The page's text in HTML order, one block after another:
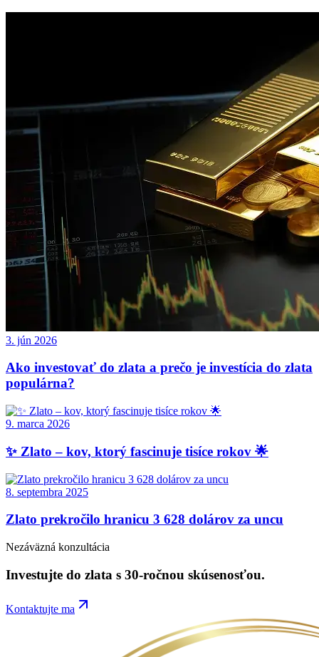
3. jún 2026
Ako investovať do zlata a prečo je investícia do zlata
populárna?
9. marca 2026
✨ Zlato – kov, ktorý fascinuje tisíce rokov 🌟
8. septembra 2025
Zlato prekročilo hranicu 3 628 dolárov za uncu
Nezáväzná konzultácia
Investujte do zlata s 30-ročnou skúsenosťou.
Kontaktujte ma